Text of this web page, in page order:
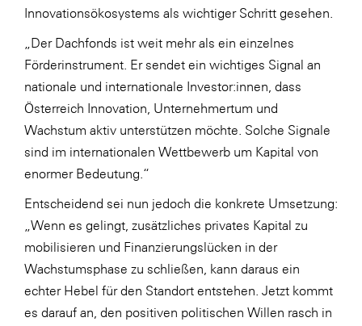
Innovationsökosystems als wichtiger Schritt gesehen.
„Der Dachfonds ist weit mehr als ein einzelnes
Förderinstrument. Er sendet ein wichtiges Signal an
nationale und internationale Investor:innen, dass
Österreich Innovation, Unternehmertum und
Wachstum aktiv unterstützen möchte. Solche Signale
sind im internationalen Wettbewerb um Kapital von
enormer Bedeutung.“
Entscheidend sei nun jedoch die konkrete Umsetzung:
„Wenn es gelingt, zusätzliches privates Kapital zu
mobilisieren und Finanzierungslücken in der
Wachstumsphase zu schließen, kann daraus ein
echter Hebel für den Standort entstehen. Jetzt kommt
es darauf an, den positiven politischen Willen rasch in